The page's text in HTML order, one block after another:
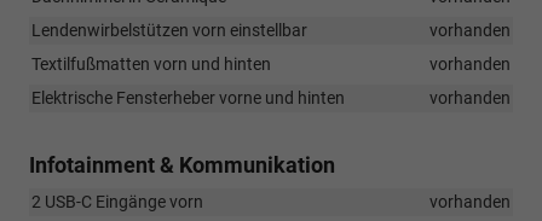
Lendenwirbelstützen vorn einstellbar
vorhanden
Textilfußmatten vorn und hinten
vorhanden
Elektrische Fensterheber vorne und hinten
vorhanden
Infotainment & Kommunikation
2 USB-C Eingänge vorn
vorhanden